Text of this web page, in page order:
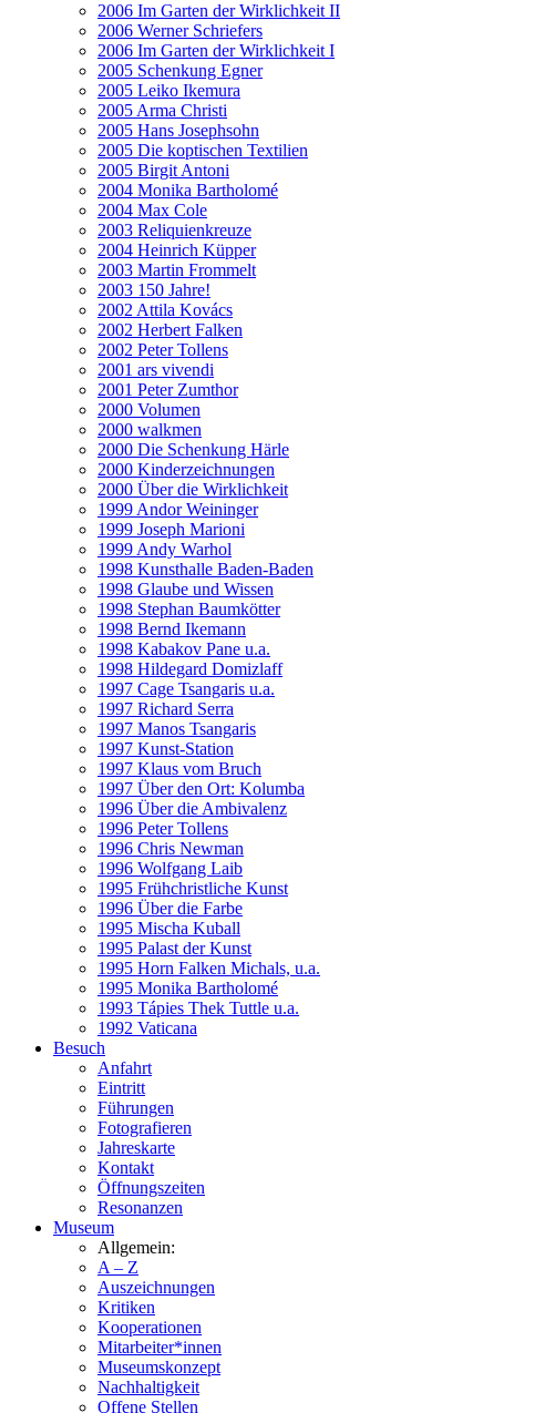
2006 Im Garten der Wirklichkeit II
2006 Werner Schriefers
2006 Im Garten der Wirklichkeit I
2005 Schenkung Egner
2005 Leiko Ikemura
2005 Arma Christi
2005 Hans Josephsohn
2005 Die koptischen Textilien
2005 Birgit Antoni
2004 Monika Bartholomé
2004 Max Cole
2003 Reliquienkreuze
2004 Heinrich Küpper
2003 Martin Frommelt
2003 150 Jahre!
2002 Attila Kovács
2002 Herbert Falken
2002 Peter Tollens
2001 ars vivendi
2001 Peter Zumthor
2000 Volumen
2000 walkmen
2000 Die Schenkung Härle
2000 Kinderzeichnungen
2000 Über die Wirklichkeit
1999 Andor Weininger
1999 Joseph Marioni
1999 Andy Warhol
1998 Kunsthalle Baden-Baden
1998 Glaube und Wissen
1998 Stephan Baumkötter
1998 Bernd Ikemann
1998 Kabakov Pane u.a.
1998 Hildegard Domizlaff
1997 Cage Tsangaris u.a.
1997 Richard Serra
1997 Manos Tsangaris
1997 Kunst-Station
1997 Klaus vom Bruch
1997 Über den Ort: Kolumba
1996 Über die Ambivalenz
1996 Peter Tollens
1996 Chris Newman
1996 Wolfgang Laib
1995 Frühchristliche Kunst
1996 Über die Farbe
1995 Mischa Kuball
1995 Palast der Kunst
1995 Horn Falken Michals, u.a.
1995 Monika Bartholomé
1993 Tápies Thek Tuttle u.a.
1992 Vaticana
Besuch
Anfahrt
Eintritt
Führungen
Fotografieren
Jahreskarte
Kontakt
Öffnungszeiten
Resonanzen
Museum
Allgemein:
A – Z
Auszeichnungen
Kritiken
Kooperationen
Mitarbeiter*innen
Museumskonzept
Nachhaltigkeit
Offene Stellen